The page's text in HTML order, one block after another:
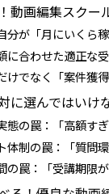
動画編集スクー
分が「月にいくら
に合わせた適正な
けでなく「案件獲
に選んではいけ
態の罠：「高額す
体制の罠：「質問
の罠：「受講期限